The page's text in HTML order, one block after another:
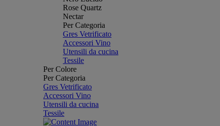
Rose Quartz
Nectar
Per Categoria
Gres Vetrificato
Accessori Vino
Utensili da cucina
Tessile
Per Colore
Per Categoria
Gres Vetrificato
Accessori Vino
Utensili da cucina
Tessile